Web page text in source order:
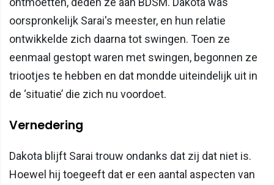
oorspronkelijk Sarai's meester, en hun relatie
ontwikkelde zich daarna tot swingen. Toen ze
eenmaal gestopt waren met swingen, begonnen ze
triootjes te hebben en dat mondde uiteindelijk uit in
de ‘situatie’ die zich nu voordoet.
Vernedering
Dakota blijft Sarai trouw ondanks dat zij dat niet is.
Hoewel hij toegeeft dat er een aantal aspecten van